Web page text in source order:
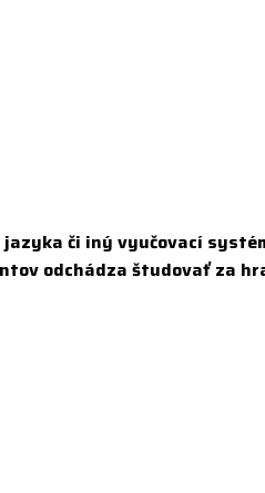
či iný vyučovací
odchádza študovať za